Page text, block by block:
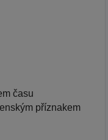
času
příznakem